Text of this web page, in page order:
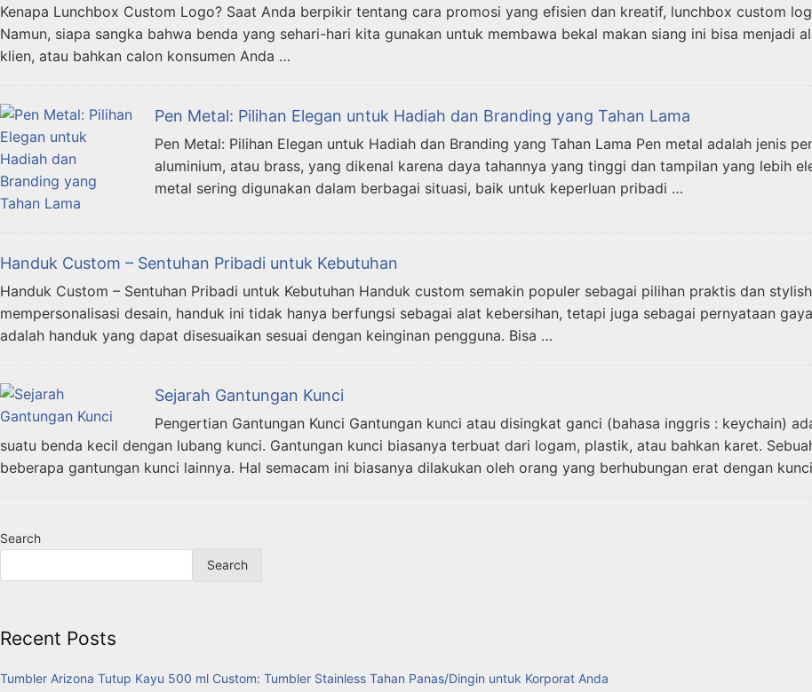
Kenapa Lunchbox Custom Logo? Saat Anda berpikir tentang cara promosi yang efisien dan kreatif, lunchbox custom
Namun, siapa sangka bahwa benda yang sehari-hari kita gunakan untuk membawa bekal makan siang ini bisa menjadi
klien, atau bahkan calon konsumen Anda …
Pen Metal: Pilihan Elegan untuk Hadiah dan Branding yang Tahan Lama
Pen Metal: Pilihan Elegan untuk Hadiah dan Branding yang Tahan Lama Pen metal adalah jenis
aluminium, atau brass, yang dikenal karena daya tahannya yang tinggi dan tampilan yang lebih
metal sering digunakan dalam berbagai situasi, baik untuk keperluan pribadi …
Handuk Custom – Sentuhan Pribadi untuk Kebutuhan
Handuk Custom – Sentuhan Pribadi untuk Kebutuhan Handuk custom semakin populer sebagai pilihan praktis dan
mempersonalisasi desain, handuk ini tidak hanya berfungsi sebagai alat kebersihan, tetapi juga sebagai pernyataan
adalah handuk yang dapat disesuaikan sesuai dengan keinginan pengguna. Bisa …
Sejarah Gantungan Kunci
Pengertian Gantungan Kunci Gantungan kunci atau disingkat ganci (bahasa inggris : keychain)
suatu benda kecil dengan lubang kunci. Gantungan kunci biasanya terbuat dari logam, plastik, atau bahkan karet.
beberapa gantungan kunci lainnya. Hal semacam ini biasanya dilakukan oleh orang yang berhubungan erat dengan
Search
Search
Recent Posts
Tumbler Arizona Tutup Kayu 500 ml Custom: Tumbler Stainless Tahan Panas/Dingin untuk Korporat Anda